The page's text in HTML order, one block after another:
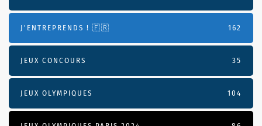
J'ENTREPRENDS ! 🇫🇷 162
JEUX CONCOURS 35
JEUX OLYMPIQUES 104